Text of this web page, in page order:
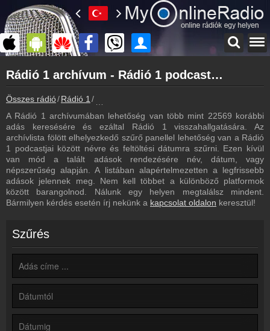
myonlineradio.hu
Rádió 1
Vissza a Rádió 1 oldalára
Bejelentkezés
Hozz létre saját fiókot!
Most szól
Tudd meg mi szólt eddig
Frekvenciák
Rádió 1 frekvencia
Rádió 1 műsorai
Webkamera
Rádió 1 webkamera, élőkép
Hírek
Rádió 1 kapcsolatos hírek
Kapcsolat
Írj nekünk!
Rádió 1 archívum - Rádió 1 podcasts - Rádió 1 visszahallgatás
Összes rádió Rádió 1
A Rádió 1 archívumában lehetőség van több mint 22569 korábbi
adás keresésére és ezáltal Rádió 1 visszahallgatására. Az
archívlista fölött elhelyezkedő szűrő panellel lehetőség van a Rádió
1 podcastjai között névre és feltöltési dátumra szűrni. Ezen kívül
van mód a talált adások rendezésére név, dátum, vagy
népszerűség alapján. A listában alapértelmezetten a legfrissebb
adások jelennek meg. Nem kell többet a különböző platformok
között barangolnod. Nálunk egy helyen megtalálsz mindent.
Bármilyen kérdés esetén írj nekünk a kapcsolat oldalon keresztül!
Szűrés